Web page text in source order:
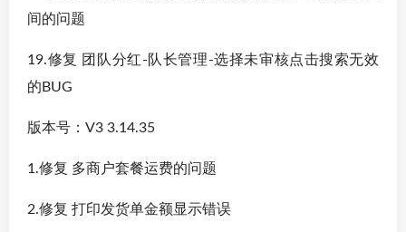
间的问题
19.修复 团队分红-队长管理-选择未审核点击搜索无效
的BUG
版本号：V3 3.14.35
1.修复 多商户套餐运费的问题
2.修复 打印发货单金额显示错误